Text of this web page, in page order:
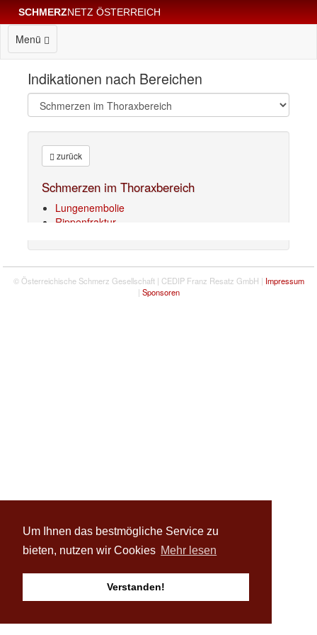
Um Ihnen das bestmögliche Service zu
bieten, nutzen wir Cookies Mehr lesen
Verstanden!
SCHMERZNETZ ÖSTERREICH
Menü
Indikationen nach Bereichen
zurück
Schmerzen im Thoraxbereich
Lungenembolie
Rippenfraktur
© Österreichische Schmerz Gesellschaft | CEDIP Franz Resatz GmbH | Impressum
| Sponsoren